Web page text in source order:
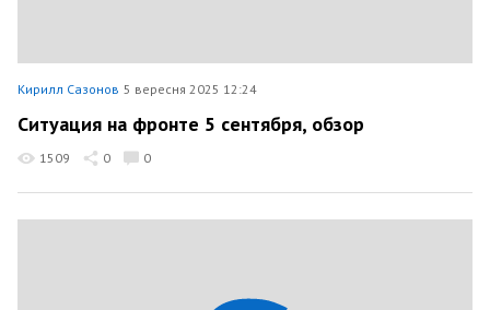
Кирилл Сазонов 5 вересня 2025 12:24
Ситуация на фронте 5 сентября, обзор
1509 0 0